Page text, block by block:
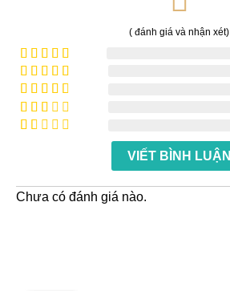
( đánh giá và nhận xét)
Được xếp
hạng 5
Được
xếp
hạng 4
5 sao
Được
xếp
hạng
Được
5
VIẾT BÌNH LUẬN
Chưa có đánh giá nào.